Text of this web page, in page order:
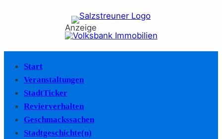
Anzeige
Start
Veranstaltungen
StadtTicker
Revierverhalten
Geschmackssachen
Stadtgeschichte(n)